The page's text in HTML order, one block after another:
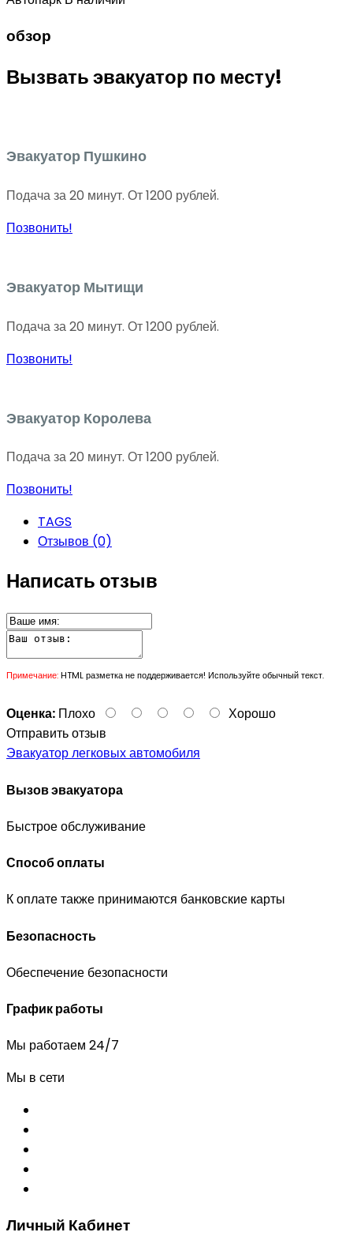
обзор
Вызвать эвакуатор по месту!
Эвакуатор Пушкино
Подача за 20 минут. От 1200 рублей.
Позвонить!
Эвакуатор Мытищи
Подача за 20 минут. От 1200 рублей.
Позвонить!
Эвакуатор Королева
Подача за 20 минут. От 1200 рублей.
Позвонить!
TAGS
Отзывов (0)
Написать отзыв
Примечание:HTML разметка не поддерживается! Используйте обычный текст.
Оценка: Плохо
Хорошо
Отправить отзыв
Эвакуатор легковых автомобиля
Вызов эвакуатора
Быстрое обслуживание
Способ оплаты
К оплате также принимаются банковские карты
Безопасность
Обеспечение безопасности
График работы
Мы работаем 24/7
Мы в сети
Личный Кабинет